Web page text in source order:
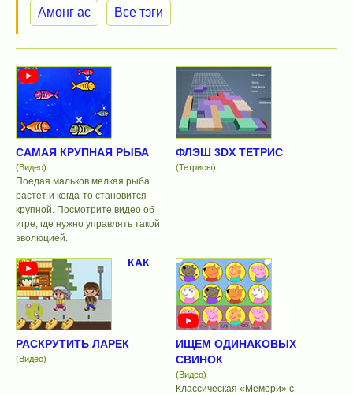
Амонг ас Все тэги
САМАЯ КРУПНАЯ РЫБА
(Видео)
Поедая мальков мелкая рыба
растет и когда-то становится
крупной. Посмотрите видео об
игре, где нужно управлять такой
эволюцией.
ФЛЭШ 3DX ТЕТРИС
(Тетрисы)
КАК
РАСКРУТИТЬ ЛАРЕК
(Видео)
ИЩЕМ ОДИНАКОВЫХ
СВИНОК
(Видео)
Классическая «Мемори» с